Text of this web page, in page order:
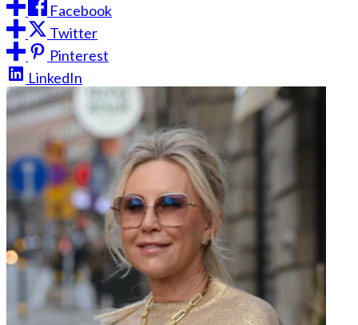
Facebook
Twitter
Pinterest
LinkedIn